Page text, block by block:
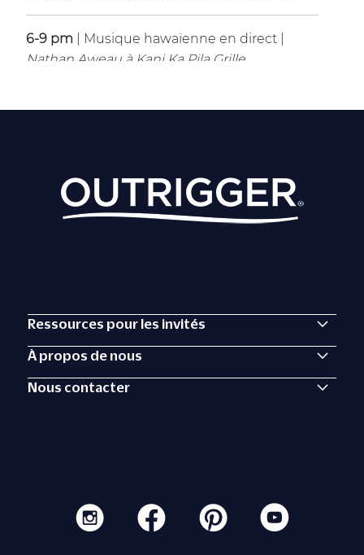
6-9 pm | Musique hawaïenne en direct |
Nathan Aweau àKani Ka Pila Grille
Ressources pour les invités
À propos de nous
Nous contacter